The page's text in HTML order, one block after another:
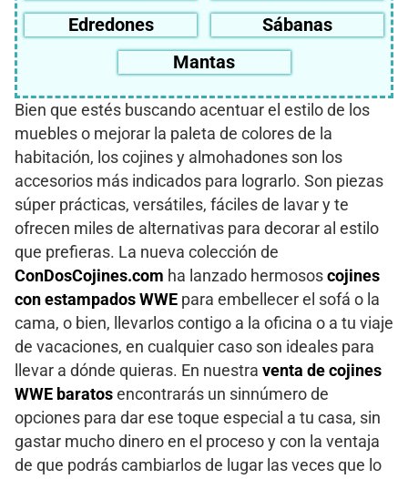
Edredones
Sábanas
Mantas
Bien que estés buscando acentuar el estilo de los
muebles o mejorar la paleta de colores de la
habitación, los cojines y almohadones son los
accesorios más indicados para lograrlo. Son piezas
súper prácticas, versátiles, fáciles de lavar y te
ofrecen miles de alternativas para decorar al estilo
que prefieras. La nueva colección de
ConDosCojines.com ha lanzado hermosos cojines
con estampados WWE para embellecer el sofá o la
cama, o bien, llevarlos contigo a la oficina o a tu viaje
de vacaciones, en cualquier caso son ideales para
llevar a dónde quieras. En nuestra venta de cojines
WWE baratos encontrarás un sinnúmero de
opciones para dar ese toque especial a tu casa, sin
gastar mucho dinero en el proceso y con la ventaja
de que podrás cambiarlos de lugar las veces que lo